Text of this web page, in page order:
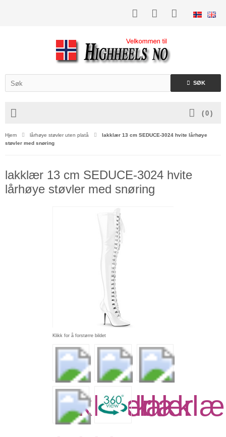
SØK
( 0 )
Hjem lårhøye støvler uten platå
lakklær 13 cm SEDUCE-3024 hvite lårhøye
støvler med snøring
lakklær 13 cm SEDUCE-3024 hvite
lårhøye støvler med snøring
Klikk for å forstørre bildet